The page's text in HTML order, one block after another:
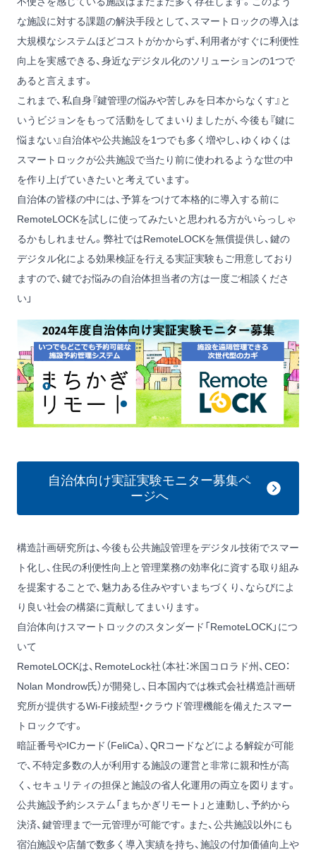
な施設に対する課題の解決手段として、スマートロックの導入は
大規模なシステムほどコストがかからず、利用者がすぐに利便性
向上を実感できる、身近なデジタル化のソリューションの1つで
あると言えます。
これまで、私自身『鍵管理の悩みや苦しみを日本からなくす』と
いうビジョンをもって活動をしてまいりましたが、今後も『鍵に
悩まない』自治体や公共施設を1つでも多く増やし、ゆくゆくは
スマートロックが公共施設で当たり前に使われるような世の中
を作り上げていきたいと考えています。
自治体の皆様の中には、予算をつけて本格的に導入する前に
RemoteLOCKを試しに使ってみたいと思われる方がいらっしゃ
るかもしれません。弊社ではRemoteLOCKを無償提供し、鍵の
デジタル化による効果検証を行える実証実験もご用意しており
ますので、鍵でお悩みの自治体担当者の方は一度ご相談くださ
い」
自治体向け実証実験モニター募集ペ
ージへ
構造計画研究所は、今後も公共施設管理をデジタル技術でスマー
ト化し、住民の利便性向上と管理業務の効率化に資する取り組み
を提案することで、魅力ある住みやすいまちづくり、ならびによ
り良い社会の構築に貢献してまいります。
自治体向けスマートロックのスタンダード「RemoteLOCK」につ
いて
RemoteLOCKは、RemoteLock社（本社：米国コロラド州、CEO：
Nolan Mondrow氏）が開発し、日本国内では株式会社構造計画研
究所が提供するWi-Fi接続型・クラウド管理機能を備えたスマー
トロックです。
暗証番号やICカード（FeliCa）、QRコードなどによる解錠が可能
で、不特定多数の人が利用する施設の運営と非常に親和性が高
く、セキュリティの担保と施設の省人化運用の両立を図ります。
公共施設予約システム「まちかぎリモート」と連動し、予約から
決済、鍵管理まで一元管理が可能です。また、公共施設以外にも
宿泊施設や店舗で数多く導入実績を持ち、施設の付加価値向上や